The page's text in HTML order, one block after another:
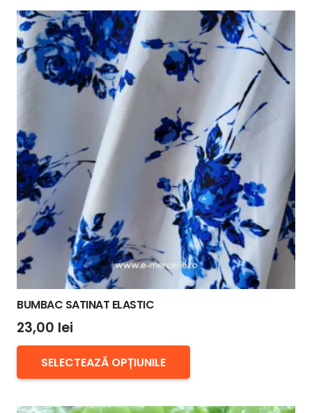
mai
multe
variații.
Opțiunile
pot
alese
în
pagina
produsului.
BUMBAC SATINAT ELASTIC
23,00 lei
SELECTEAZĂ OPȚIUNILE
mai